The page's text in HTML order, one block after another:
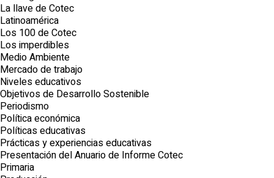
La llave de Cotec
Latinoamérica
Los 100 de Cotec
Los imperdibles
Medio Ambiente
Mercado de trabajo
Niveles educativos
Objetivos de Desarrollo Sostenible
Periodismo
Política económica
Políticas educativas
Prácticas y experiencias educativas
Presentación del Anuario de Informe Cotec
Primaria